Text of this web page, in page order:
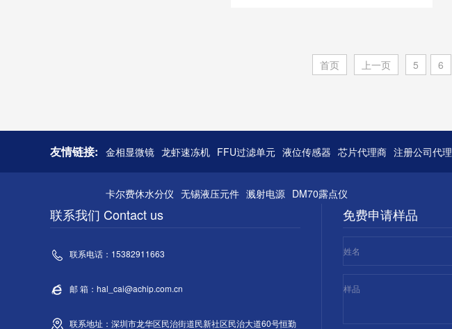
首页 上一页 5 6
友情链接: 金相显微镜 龙虾速冻机 FFU过滤单元 液位传感器 芯片代理商 注册公司代理
卡尔费休水分仪 无锡液压元件 溅射电源 DM70露点仪
联系我们 Contact us
联系电话：15382911663
邮 箱：hal_cai@achip.com.cn
联系地址：深圳市龙华区民治街道民新社区民治大道60号恒勤
免费申请样品
姓名
样品